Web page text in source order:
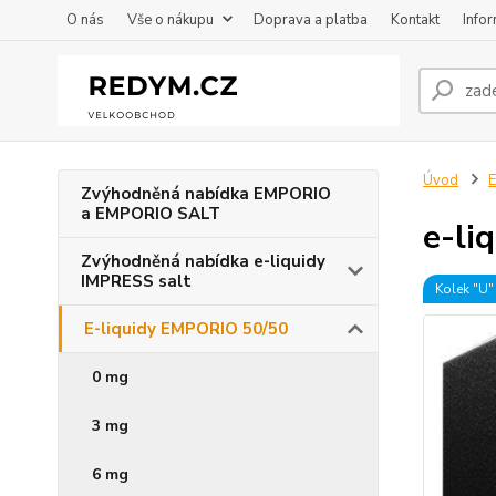
O nás Vše o nákupu Doprava a platba Kontakt
Zvýhodněná nabídka EMPORIO
a EMPORIO SALT
Zvýhodněná nabídka e-liquidy
IMPRESS salt
E-liquidy EMPORIO 50/50
0 mg
3 mg
6 mg
Úvod
e-
Kolek